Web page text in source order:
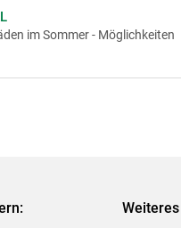
im Sommer - Möglichkeiten
Weiteres